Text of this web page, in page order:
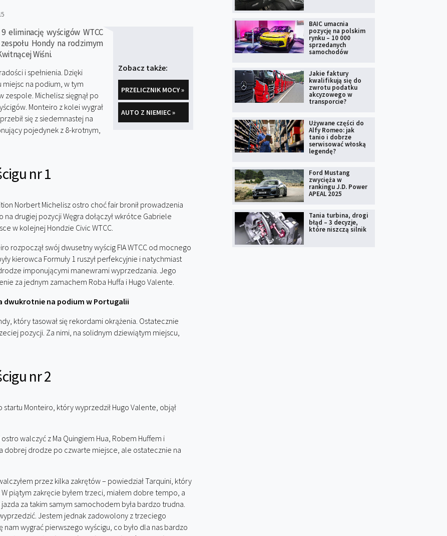
Zobacz także:
PRZELICZNIK MOCY »
AUTO Z NIEMIEC »
eliminację wyścigów WTCC
Hondy na rodzimym
Wiśni.
i spełnienia. Dzięki
miejsc na podium, w tym
Michelisz sięgnął po
Monteiro z kolei wygrał
się z siedemnastej na
pojedynek z 8-krotnym,
nr 1
Norbert Michelisz ostro choć fair bronił prowadzenia
drugiej pozycji Węgra dołączył wkrótce Gabriele
w kolejnej Hondzie Civic WTCC.
rozpoczął swój dwusetny wyścig FIA WTCC od mocnego
kierowca Formuły 1 ruszył perfekcyjnie i natychmiast
imponującymi manewrami wyprzedzania. Jego
za jednym zamachem Roba Huffa i Hugo Valente.
dwukrotnie na podium w Portugalii
który tasował się rekordami okrążenia. Ostatecznie
pozycji. Za nimi, na solidnym dziewiątym miejscu,
nr 2
Monteiro, który wyprzedził Hugo Valente, objął
walczyć z Ma Quingiem Hua, Robem Huffem i
dobrej drodze po czwarte miejsce, ale ostatecznie na
przez kilka zakrętów – powiedział Tarquini, który
piątym zakręcie byłem trzeci, miałem dobre tempo, a
za takim samym samochodem była bardzo trudna.
Jestem jednak zadowolony z trzeciego
nam wygrać pierwszego wyścigu, co było dla nas bardzo
BAIC umacnia
pozycję na polskim
rynku – 10 000
sprzedanych
samochodów
Jakie faktury
kwalifikują się do
zwrotu podatku
akcyzowego w
transporcie?
Używane części do
Alfy Romeo: jak
tanio i dobrze
serwisować włoską
legendę?
Ford Mustang
zwycięża w
rankingu J.D. Power
APEAL 2025
Tania turbina, drogi
błąd – 3 decyzje,
które niszczą silnik